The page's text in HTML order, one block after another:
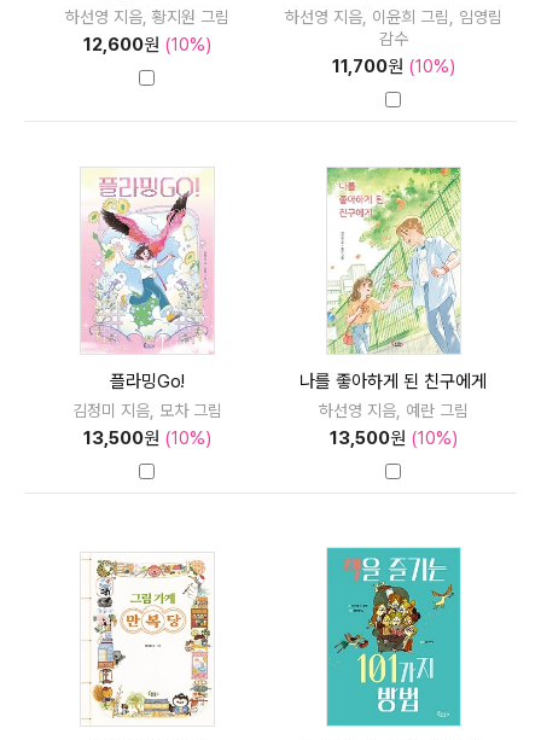
하선영 지음, 황지원 그림
12,600원 (10%)
하선영 지음, 이윤희 그림, 임영림
감수
11,700원 (10%)
플라밍Go!
김정미 지음, 모차 그림
13,500원 (10%)
나를 좋아하게 된 친구에게
하선영 지음, 예란 그림
13,500원 (10%)